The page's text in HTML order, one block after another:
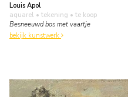
Louis Apol
aquarel • tekening • te koop
Besneeuwd bos met vaartje
bekijk kunstwerk